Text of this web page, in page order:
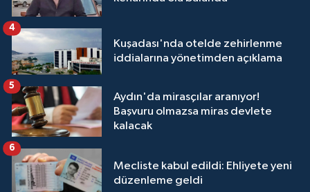
Kuşadası'nda otelde zehirlenme
iddialarına yönetimden açıklama
4
Aydın'da mirasçılar aranıyor!
Başvuru olmazsa miras devlete
kalacak
5
Mecliste kabul edildi: Ehliyete yeni
düzenleme geldi
6